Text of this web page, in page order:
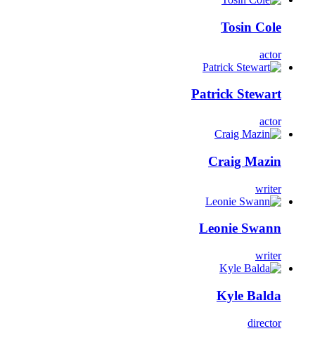
Tosin Cole
actor
Patrick Stewart
actor
Craig Mazin
writer
Leonie Swann
writer
Kyle Balda
director